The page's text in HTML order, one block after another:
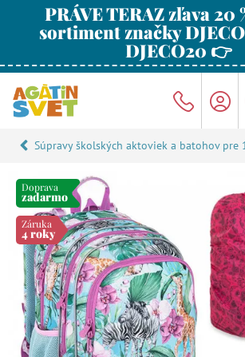
PRÁVE TERAZ zľava 20
sortiment značky
DJECO20 👉
Súpravy školských aktoviek a batohov pre
Doprava
zadarmo
Záruka
4 roky